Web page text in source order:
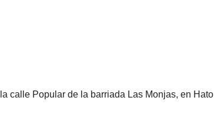
calle Popular de la barriada Las Monjas, en Hato